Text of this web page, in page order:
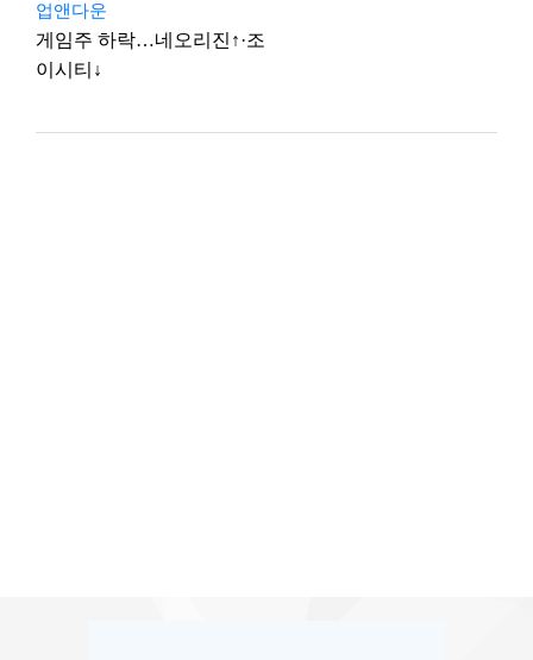
업앤다운
게임주 하락…네오리진↑·조
이시티↓